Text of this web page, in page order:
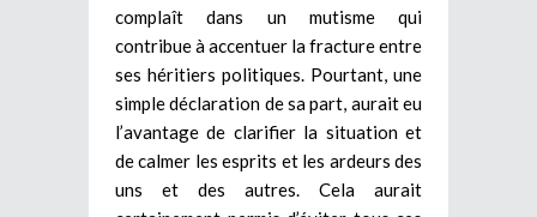
complaît dans un mutisme qui
contribue à accentuer la fracture entre
ses héritiers politiques. Pourtant, une
simple déclaration de sa part, aurait eu
l’avantage de clarifier la situation et
de calmer les esprits et les ardeurs des
uns et des autres. Cela aurait